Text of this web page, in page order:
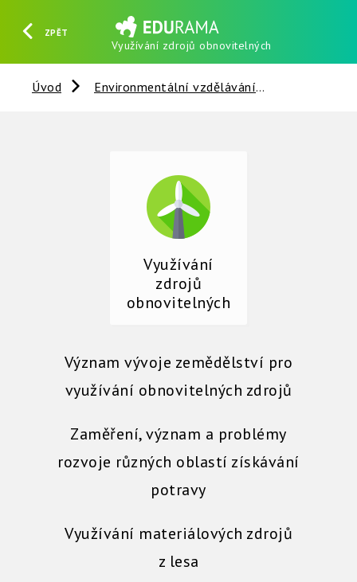
ZPĚT
Využívání zdrojů obnovitelných
HLEDAT REGISTROVAT PŘIHLÁSIT SE
Úvod Environmentální vzdělávání
Využívání
zdrojů
obnovitelných
Význam vývoje zemědělství pro
využívání obnovitelných zdrojů
Zaměření, význam a problémy
rozvoje různých oblastí získávání
potravy
Využívání materiálových zdrojů
z lesa